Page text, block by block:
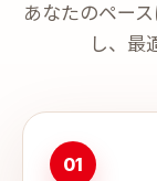
あなたのペー
し、最
01